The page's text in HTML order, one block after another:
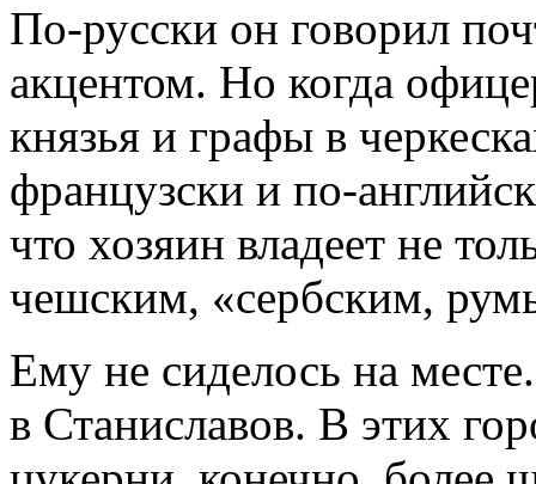
По-русски он говорил
акцентом. Но когда
князья и графы в
французски и по-
что хозяин владеет не
чешским, «сербским,
Ему не сиделось на
в Станиславов. В этих